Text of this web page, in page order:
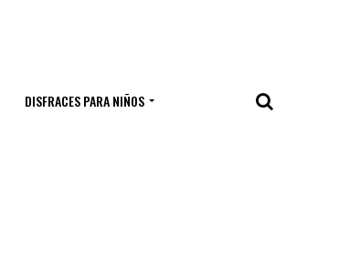
DISFRACES PARA NIÑOS